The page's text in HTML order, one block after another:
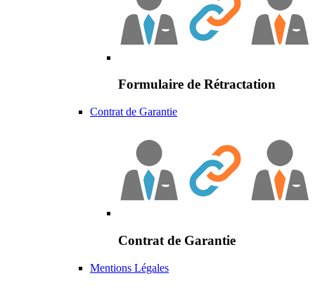
Formulaire de Rétractation
Contrat de Garantie
Contrat de Garantie
Mentions Légales